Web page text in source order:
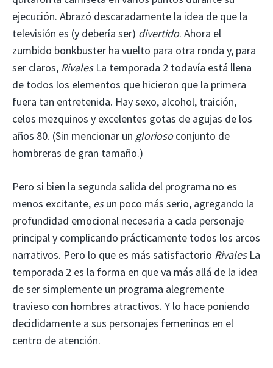
ejecución. Abrazó descaradamente la idea de que la
televisión es (y debería ser) divertido. Ahora el
zumbido bonkbuster ha vuelto para otra ronda y, para
ser claros, RivalesLa temporada 2 todavía está llena
de todos los elementos que hicieron que la primera
fuera tan entretenida. Hay sexo, alcohol, traición,
celos mezquinos y excelentes gotas de agujas de los
años 80. (Sin mencionar un gloriosoconjunto de
hombreras de gran tamaño.)
Pero si bien la segunda salida del programa no es
menos excitante, esun poco más serio, agregando la
profundidad emocional necesaria a cada personaje
principal y complicando prácticamente todos los arcos
narrativos. Pero lo que es más satisfactorio RivalesLa
temporada 2 es la forma en que va más allá de la idea
de ser simplemente un programa alegremente
travieso con hombres atractivos. Y lo hace poniendo
decididamente a sus personajes femeninos en el
centro de atención.